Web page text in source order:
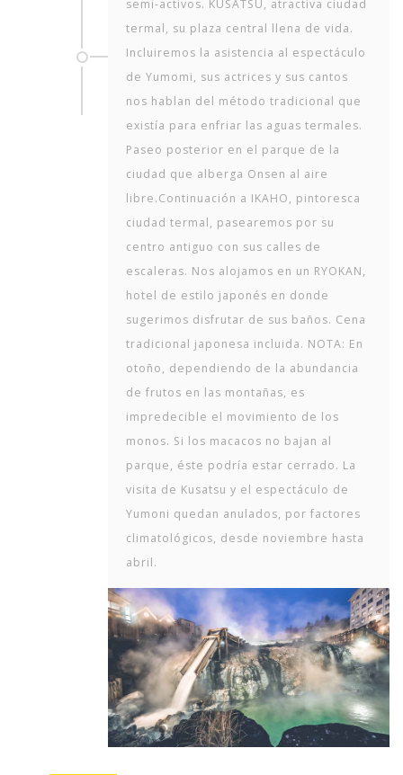
semi-activos. KUSATSU, atractiva ciudad
termal, su plaza central llena de vida.
Incluiremos la asistencia al espectáculo
de Yumomi, sus actrices y sus cantos
nos hablan del método tradicional que
existía para enfriar las aguas termales.
Paseo posterior en el parque de la
ciudad que alberga Onsen al aire
libre.Continuación a IKAHO, pintoresca
ciudad termal, pasearemos por su
centro antiguo con sus calles de
escaleras. Nos alojamos en un RYOKAN,
hotel de estilo japonés en donde
sugerimos disfrutar de sus baños. Cena
tradicional japonesa incluida. NOTA: En
otoño, dependiendo de la abundancia
de frutos en las montañas, es
impredecible el movimiento de los
monos. Si los macacos no bajan al
parque, éste podría estar cerrado. La
visita de Kusatsu y el espectáculo de
Yumoni quedan anulados, por factores
climatológicos, desde noviembre hasta
abril.